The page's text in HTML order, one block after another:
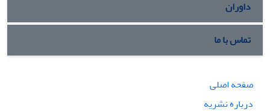
داوران
تماس با ما
صفحه اصلی
درباره نشریه